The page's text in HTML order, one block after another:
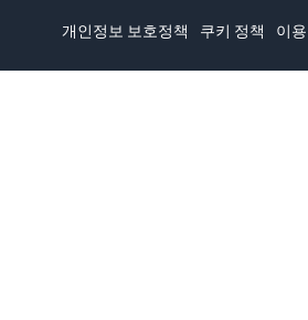
개인정보 보호정책 쿠키 정책 이